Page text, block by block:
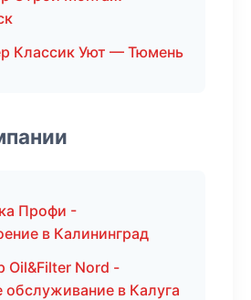
Классик Уют — Тюмень
Профи -
в Калининград
Oil&Filter Nord -
обслуживание в Калуга